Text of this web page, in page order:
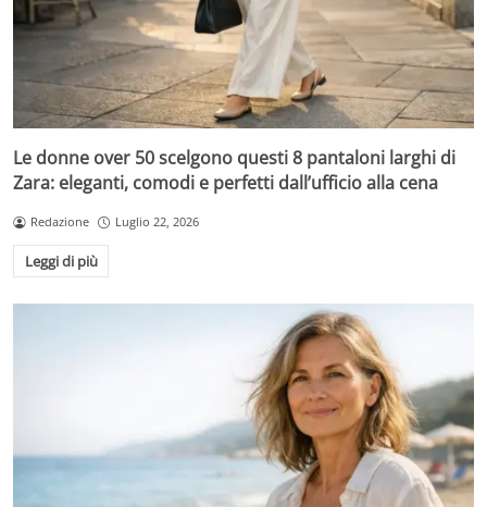
Le donne over 50 scelgono questi 8 pantaloni larghi di
Zara: eleganti, comodi e perfetti dall’ufficio alla cena
Redazione Luglio 22, 2026
Leggi di più